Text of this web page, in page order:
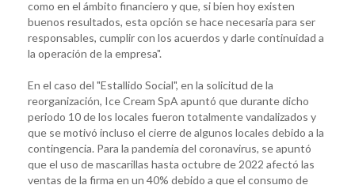
como en el ámbito financiero y que, si bien hoy existen
buenos resultados, esta opción se hace necesaria para ser
responsables, cumplir con los acuerdos y darle continuidad a
la operación de la empresa".
En el caso del "Estallido Social", en la solicitud de la
reorganización, Ice Cream SpA apuntó que durante dicho
periodo 10 de los locales fueron totalmente vandalizados y
que se motivó incluso el cierre de algunos locales debido a la
contingencia. Para la pandemia del coronavirus, se apuntó
que el uso de mascarillas hasta octubre de 2022 afectó las
ventas de la firma en un 40% debido a que el consumo de